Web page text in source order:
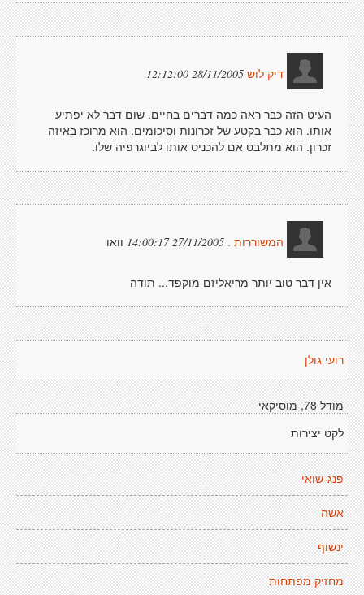
דיק לוש 28/11/2005 12:12:00
העיט הזה כבר ראה כמה דברים בחיים. שום דבר לא יפתיע
אותו. הוא כבר בקטע של זכרונות וסיכומים. הוא מרוכז באיזה
זכרון. הוא מתלבט אם להכניס אותו לביוגרפיה שלו.
המשוררות . 27/11/2005 14:00:17 וואו
אין דבר טוב יותר מריאליזם מוקפד... תודה
רועי גולן
מודל 78, מוסיקאי
לקט יצירות
פנג-שואי
אשה
ינשוף
מחזיק מפתחות